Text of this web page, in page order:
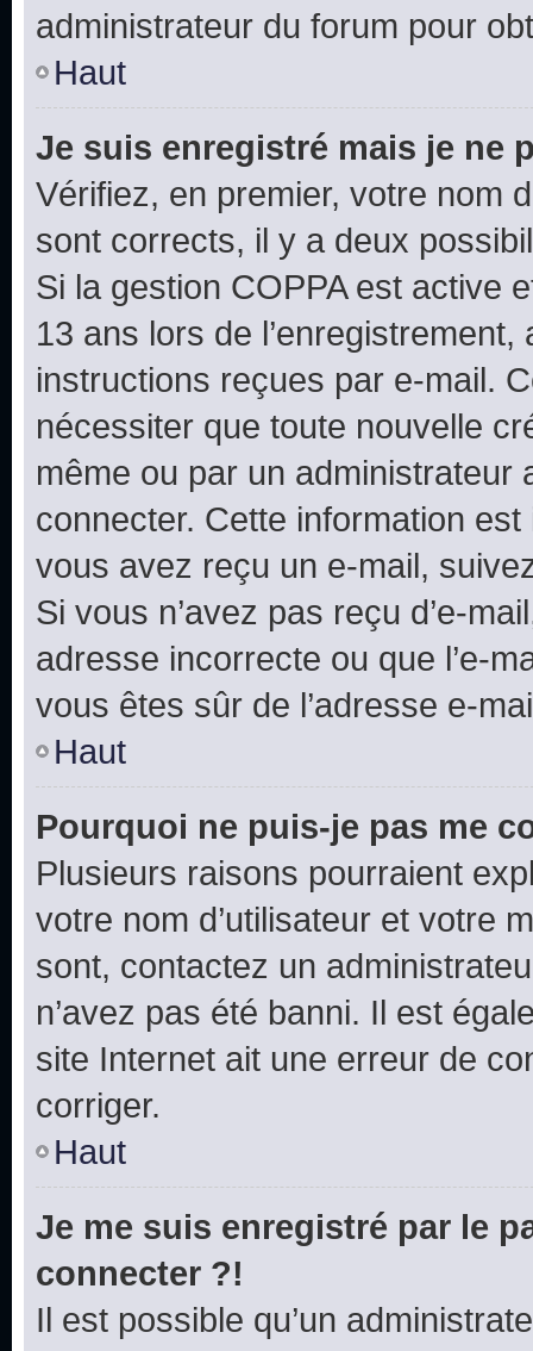
administrateur du forum pour
Haut
Je suis enregistré mais je ne
Vérifiez, en premier, votre nom
sont corrects, il y a deux
Si la gestion COPPA est active
13 ans lors de
instructions reçues par e-mail.
nécessiter que toute nouvelle
même ou par un
connecter. Cette information
vous avez reçu un e-mail,
Si vous n’avez pas reçu d’e-
adresse incorrecte ou que l’e-
vous êtes sûr de l’adresse e-
Haut
Pourquoi ne puis-je pas me
Plusieurs raisons pourraient
votre nom d’utilisateur et votre
sont, contactez un
n’avez pas été banni. Il est
site Internet ait une erreur de
corriger.
Haut
Je me suis enregistré par le
connecter ?!
Il est possible qu’un